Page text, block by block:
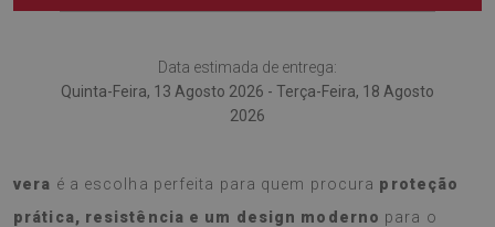
Data estimada de entrega:
Quinta-Feira, 13 Agosto 2026 - Terça-Feira, 18 Agosto
2026
vera é a escolha perfeita para quem procura proteção
prática, resistência e um design moderno para o